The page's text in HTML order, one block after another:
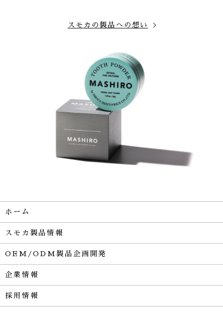
スモカの製品への想い
ホーム
スモカ製品情報
OEM/ODM製品企画開発
企業情報
採用情報